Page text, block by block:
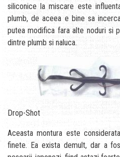
siliconice la miscare este
plumb, de aceea e bine sa
putea modifica fara alte noduri si
dintre plumb si naluca.
Drop-Shot
Aceasta montura este
finete. Ea exista demult, dar a